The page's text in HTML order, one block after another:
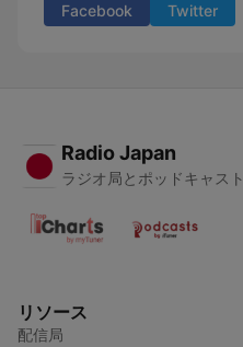
Facebook Twitter
Radio Japan
ラジオ局とポッドキャスト
リソース
配信局